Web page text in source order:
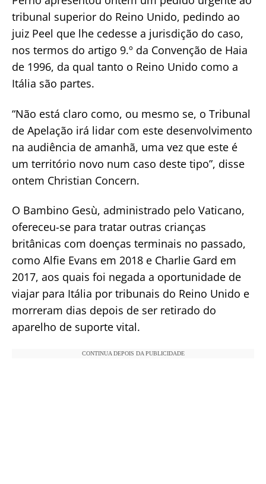
tribunal superior do Reino Unido, pedindo ao
juiz Peel que lhe cedesse a jurisdição do caso,
nos termos do artigo 9.º da Convenção de Haia
de 1996, da qual tanto o Reino Unido como a
Itália são partes.
“Não está claro como, ou mesmo se, o Tribunal
de Apelação irá lidar com este desenvolvimento
na audiência de amanhã, uma vez que este é
um território novo num caso deste tipo”, disse
ontem Christian Concern.
O Bambino Gesù, administrado pelo Vaticano,
ofereceu-se para tratar outras crianças
britânicas com doenças terminais no passado,
como Alfie Evans em 2018 e Charlie Gard em
2017, aos quais foi negada a oportunidade de
viajar para Itália por tribunais do Reino Unido e
morreram dias depois de ser retirado do
aparelho de suporte vital.
CONTINUA DEPOIS DA PUBLICIDADE